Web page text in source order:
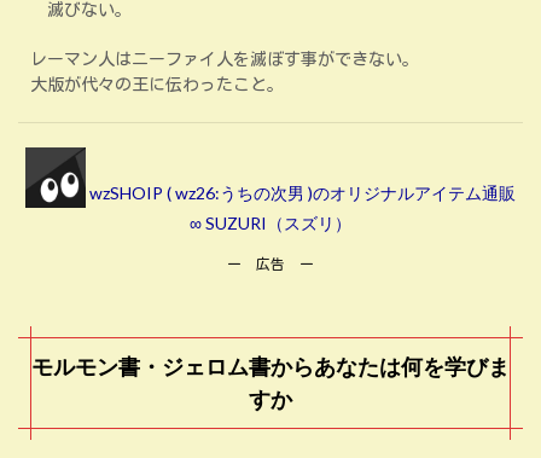
滅びない。
レーマン人はニーファイ人を滅ぼす事ができない。
大版が代々の王に伝わったこと。
wzSHOIP ( wz26:うちの次男 )のオリジナルアイテム通販
∞ SUZURI（スズリ）
ー 広告 ー
モルモン書・ジェロム書からあなたは何を学びま
すか